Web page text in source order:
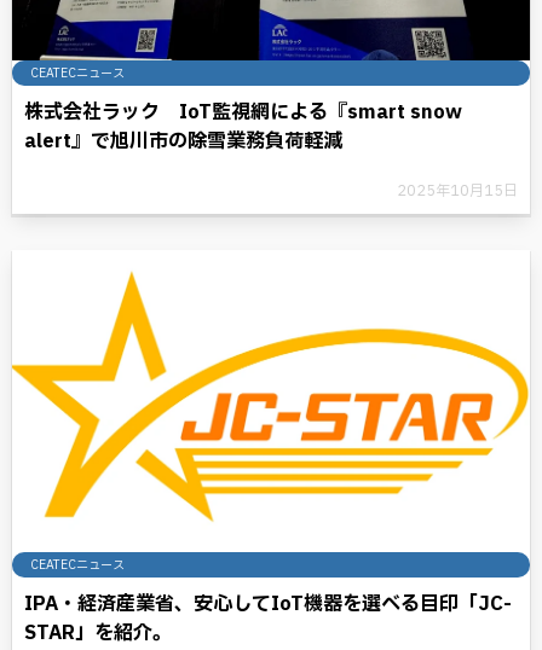
CEATECニュース
株式会社ラック IoT監視網による『smart snow
alert』で旭川市の除雪業務負荷軽減
2025年10月15日
CEATECニュース
IPA・経済産業省、安心してIoT機器を選べる目印「JC-
STAR」を紹介。